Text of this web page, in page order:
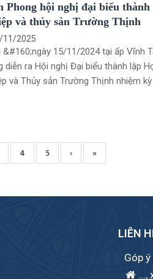
Phong hội nghị đại biểu
và thủy sản Trường Thịnh
11/2025
&#160;ngày 15/11/2024 tại ấp Vĩnh
diễn ra Hội nghị Đại biểu thành lập
và Thủy sản Trường Thịnh nhiệm
ấp Vĩnh Tây 2, cùng với 104 đại
Page
4 Page
5
Next
page
›
Trang
cuối
»
LIÊN
Góp ý
...,